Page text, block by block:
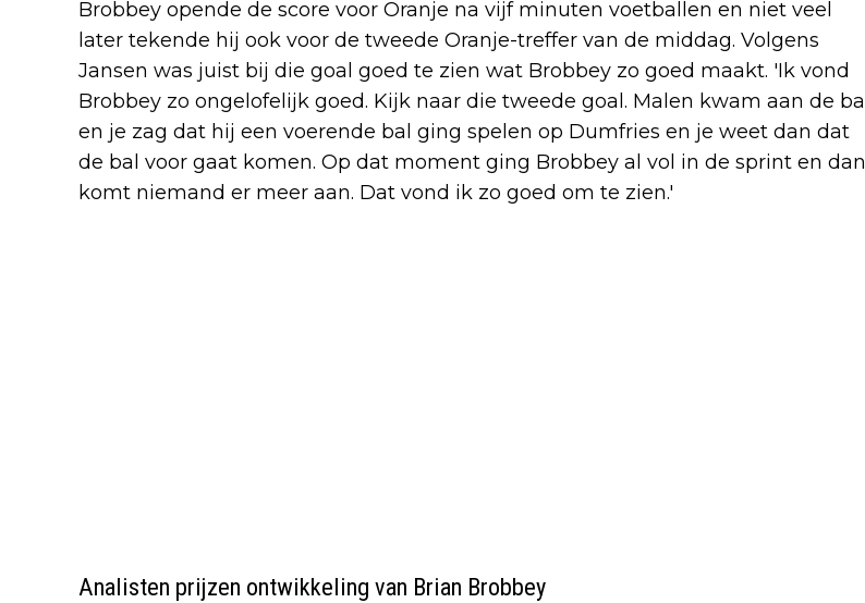
Brobbey opende de score voor Oranje na vijf minuten voetballen en niet veel
later tekende hij ook voor de tweede Oranje-treffer van de middag. Volgens
Jansen was juist bij die goal goed te zien wat Brobbey zo goed maakt. 'Ik vond
Brobbey zo ongelofelijk goed. Kijk naar die tweede goal. Malen kwam aan de bal
en je zag dat hij een voerende bal ging spelen op Dumfries en je weet dan dat
de bal voor gaat komen. Op dat moment ging Brobbey al vol in de sprint en dan
komt niemand er meer aan. Dat vond ik zo goed om te zien.'
Analisten prijzen ontwikkeling van Brian Brobbey